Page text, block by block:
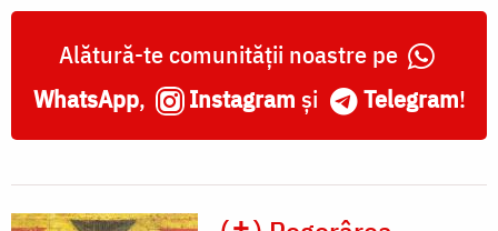
Alătură-te comunității noastre pe
WhatsApp, Instagram și Telegram!